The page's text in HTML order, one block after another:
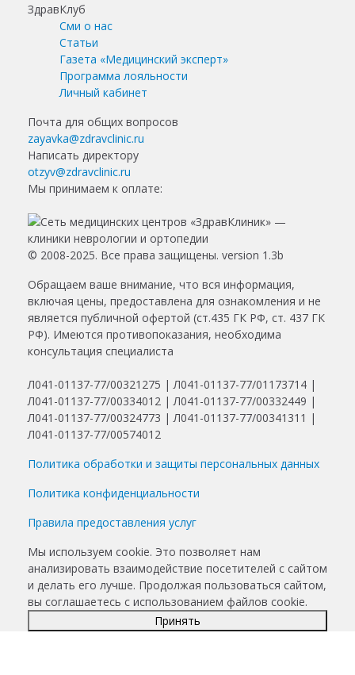
ЗдравКлуб
Сми о нас
Статьи
Газета «Медицинский эксперт»
Программа лояльности
Личный кабинет
Почта для общих вопросов
zayavka@zdravclinic.ru
Написать директору
otzyv@zdravclinic.ru
Мы принимаем к оплате:
© 2008-2025. Все права защищены. version 1.3b
Обращаем ваше внимание, что вся информация,
включая цены, предоставлена для ознакомления и не
является публичной офертой (ст.435 ГК РФ, ст. 437 ГК
РФ). Имеются противопоказания, необходима
консультация специалиста
Л041-01137-77/00321275 | Л041-01137-77/01173714 |
Л041-01137-77/00334012 | Л041-01137-77/00332449 |
Л041-01137-77/00324773 | Л041-01137-77/00341311 |
Л041-01137-77/00574012
Политика обработки и защиты персональных данных
Политика конфиденциальности
Правила предоставления услуг
Мы используем cookie. Это позволяет нам
анализировать взаимодействие посетителей с сайтом
и делать его лучше. Продолжая пользоваться сайтом,
вы соглашаетесь с использованием файлов cookie.
Принять